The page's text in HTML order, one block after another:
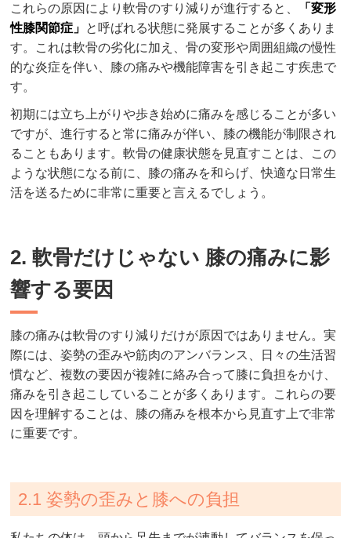
これらの原因により軟骨のすり減りが進行すると、
「変形
性膝関節症」 と呼ばれる状態に発展することが多くありま
す。これは軟骨の劣化に加え、骨の変形や周囲組織の慢性
的な炎症を伴い、膝の痛みや機能障害を引き起こす疾患で
す。
初期には立ち上がりや歩き始めに痛みを感じることが多い
ですが、進行すると常に痛みが伴い、膝の機能が制限され
ることもあります。軟骨の健康状態を見直すことは、この
ような状態になる前に、膝の痛みを和らげ、快適な日常生
活を送るために非常に重要と言えるでしょう。
2. 軟骨だけじゃない 膝の痛みに影
響する要因
膝の痛みは軟骨のすり減りだけが原因ではありません。実
際には、姿勢の歪みや筋肉のアンバランス、日々の生活習
慣など、複数の要因が複雑に絡み合って膝に負担をかけ、
痛みを引き起こしていることが多くあります。これらの要
因を理解することは、膝の痛みを根本から見直す上で非常
に重要です。
2.1 姿勢の歪みと膝への負担